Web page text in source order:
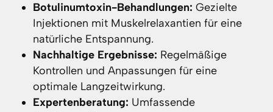
Botulinumtoxin-Behandlungen: Gezielte
Injektionen mit Muskelrelaxantien für eine
natürliche Entspannung.
Nachhaltige Ergebnisse: Regelmäßige
Kontrollen und Anpassungen für eine
optimale Langzeitwirkung.
Expertenberatung: Umfassende